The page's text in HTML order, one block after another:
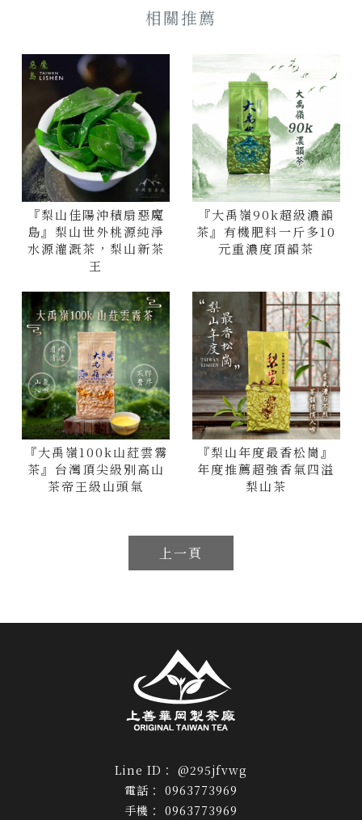
『梨山佳陽沖積扇惡魔
島』梨山世外桃源純淨
水源灌溉茶，梨山新茶
王
『大禹嶺90k超級濃韻
茶』有機肥料一斤多10
元重濃度頂韻茶
『大禹嶺100k山葒雲霧
茶』台灣頂尖級別高山
茶帝王級山頭氣
『梨山年度最香松崗』
年度推薦超強香氣四溢
梨山茶
上一頁
@295jfvwg
0963773969
0963773969